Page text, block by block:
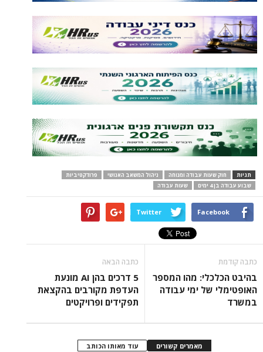
תגיות חוק שעות עבודה ומנוחה ניהול המשאב האנושי
פרודקטיביות
שבוע עבודה בן 4 ימים
שעות עבודה
Facebook
Twitter
כתבה קודמת
בהיבט הכלכלי: מהו המספר
האופטימלי של ימי עבודה
במשרד
כתבה הבאה
5 דרכים בהן AI מונעת
העדפת מקורבים בהקצאת
תפקידים ופרויקטים
מאמרים קשורים עוד מאותו הכותב